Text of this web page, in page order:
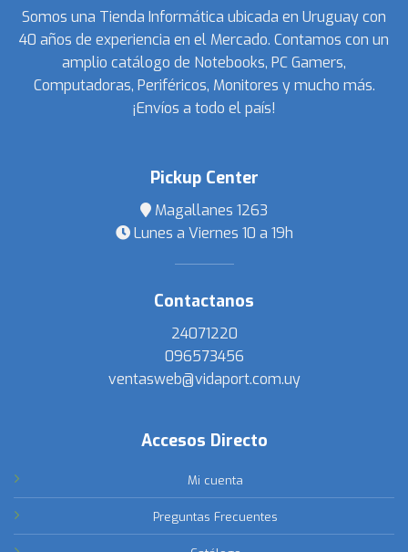
Somos una Tienda Informática ubicada en Uruguay con
40 años de experiencia en el Mercado. Contamos con un
amplio catálogo de Notebooks, PC Gamers,
Computadoras, Periféricos, Monitores y mucho más.
¡Envíos a todo el país!
Pickup Center
Magallanes 1263
Lunes a Viernes 10 a 19h
Contactanos
24071220
096573456
ventasweb@vidaport.com.uy
Accesos Directo
Mi cuenta
Preguntas Frecuentes